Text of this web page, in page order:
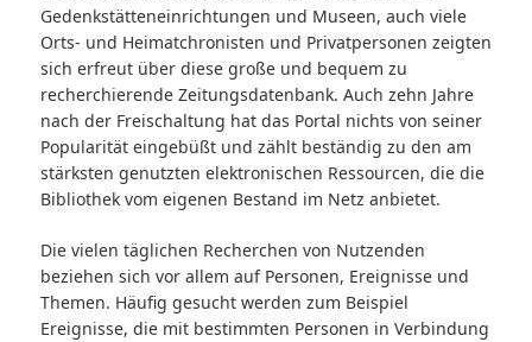
Gedenkstätteneinrichtungen und Museen, auch viele
Orts- und Heimatchronisten und Privatpersonen zeigten
sich erfreut über diese große und bequem zu
recherchierende Zeitungsdatenbank. Auch zehn Jahre
nach der Freischaltung hat das Portal nichts von seiner
Popularität eingebüßt und zählt beständig zu den am
stärksten genutzten elektronischen Ressourcen, die die
Bibliothek vom eigenen Bestand im Netz anbietet.
Die vielen täglichen Recherchen von Nutzenden
beziehen sich vor allem auf Personen, Ereignisse und
Themen. Häufig gesucht werden zum Beispiel
Ereignisse, die mit bestimmten Personen in Verbindung